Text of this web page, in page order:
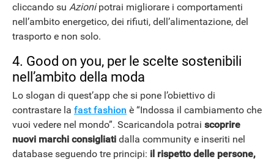
cliccando su Azionipotrai migliorare i comportamenti
nell’ambito energetico, dei rifiuti, dell’alimentazione, del
trasporto e non solo.
4. Good on you, per le scelte sostenibili
nell’ambito della moda
Lo slogan di quest’app che si pone l’obiettivo di
contrastare la fast fashion è “Indossa il cambiamento che
vuoi vedere nel mondo”. Scaricandola potrai scoprire
nuovi marchi consigliati dalla community e inseriti nel
database seguendo tre principi: il rispetto delle persone,